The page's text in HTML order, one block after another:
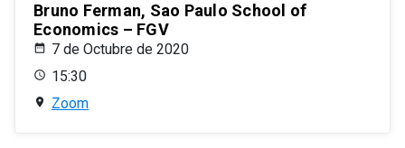
Bruno Ferman, Sao Paulo School of
Economics – FGV
7 de Octubre de 2020
15:30
Zoom